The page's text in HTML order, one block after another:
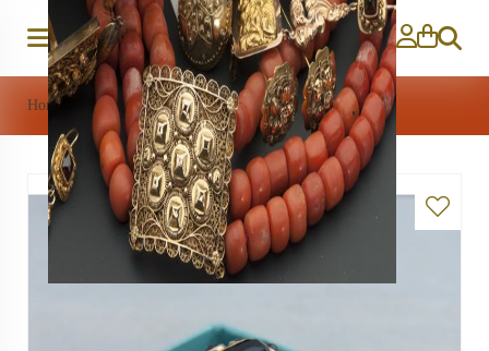
Zoeken
Home Sieraden>Gouden ring met granaat